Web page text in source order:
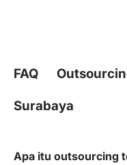
FAQ
Surabaya
Apa itu outsourcing